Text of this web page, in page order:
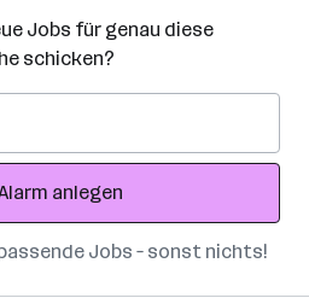
Jobs für genau diese
schicken?
anlegen
Jobs – sonst nichts!